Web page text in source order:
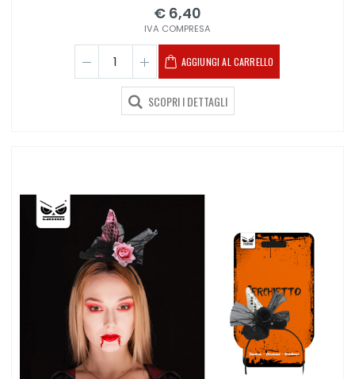
€ 6,40
IVA COMPRESA
AGGIUNGI AL CARRELLO
SCOPRI I DETTAGLI